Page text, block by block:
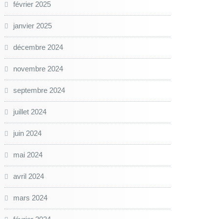
février 2025
janvier 2025
décembre 2024
novembre 2024
septembre 2024
juillet 2024
juin 2024
mai 2024
avril 2024
mars 2024